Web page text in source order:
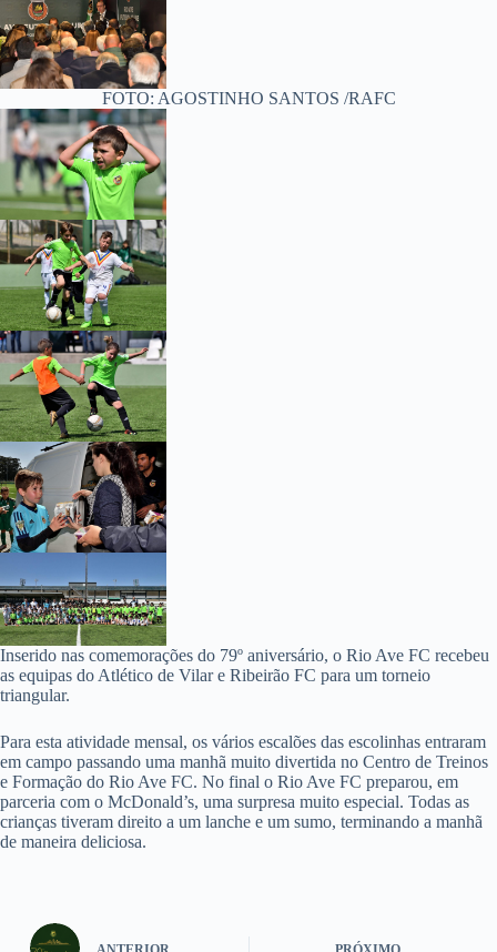
FOTO: AGOSTINHO SANTOS /RAFC
Inserido nas comemorações do 79º aniversário, o Rio Ave FC recebeu
as equipas do Atlético de Vilar e Ribeirão FC para um torneio
triangular.
Para esta atividade mensal, os vários escalões das escolinhas entraram
em campo passando uma manhã muito divertida no Centro de Treinos
e Formação do Rio Ave FC. No final o Rio Ave FC preparou, em
parceria com o McDonald’s, uma surpresa muito especial. Todas as
crianças tiveram direito a um lanche e um sumo, terminando a manhã
de maneira deliciosa.